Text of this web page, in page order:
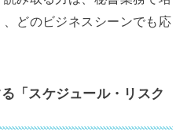
どのビジネスシーンでも応
「スケジュール・リスク